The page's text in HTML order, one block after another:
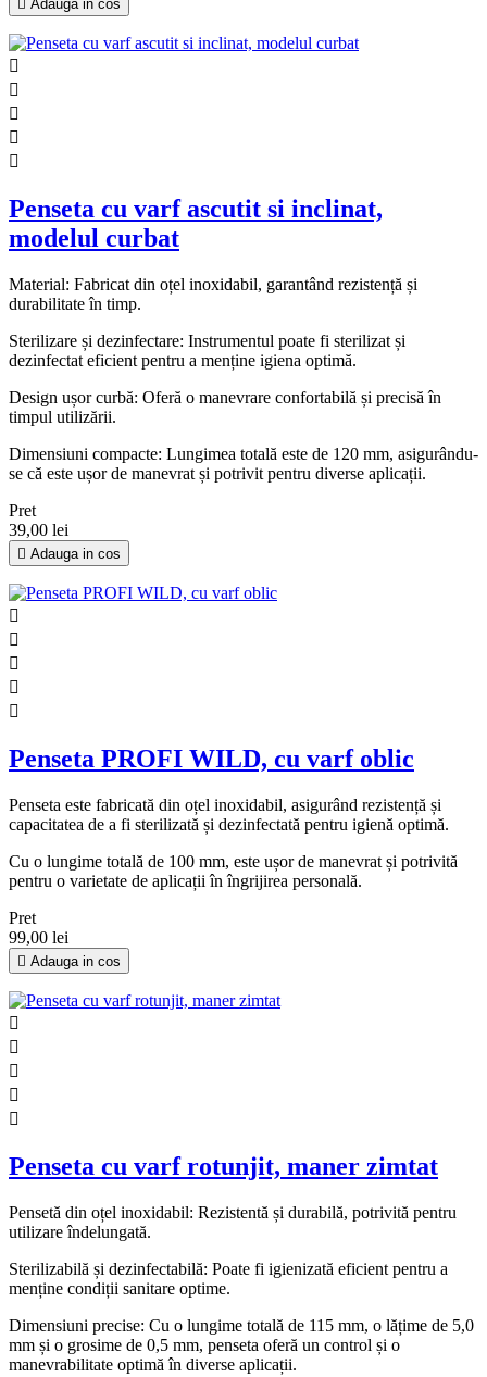
 Adauga in cos





Penseta cu varf ascutit si inclinat,
modelul curbat
Material: Fabricat din oțel inoxidabil, garantând rezistență și
durabilitate în timp.
Sterilizare și dezinfectare: Instrumentul poate fi sterilizat și
dezinfectat eficient pentru a menține igiena optimă.
Design ușor curbă: Oferă o manevrare confortabilă și precisă în
timpul utilizării.
Dimensiuni compacte: Lungimea totală este de 120 mm, asigurându-
se că este ușor de manevrat și potrivit pentru diverse aplicații.
Pret
39,00 lei
 Adauga in cos





Penseta PROFI WILD, cu varf oblic
Penseta este fabricată din oțel inoxidabil, asigurând rezistență și
capacitatea de a fi sterilizată și dezinfectată pentru igienă optimă.
Cu o lungime totală de 100 mm, este ușor de manevrat și potrivită
pentru o varietate de aplicații în îngrijirea personală.
Pret
99,00 lei
 Adauga in cos





Penseta cu varf rotunjit, maner zimtat
Pensetă din oțel inoxidabil: Rezistentă și durabilă, potrivită pentru
utilizare îndelungată.
Sterilizabilă și dezinfectabilă: Poate fi igienizată eficient pentru a
menține condiții sanitare optime.
Dimensiuni precise: Cu o lungime totală de 115 mm, o lățime de 5,0
mm și o grosime de 0,5 mm, penseta oferă un control și o
manevrabilitate optimă în diverse aplicații.